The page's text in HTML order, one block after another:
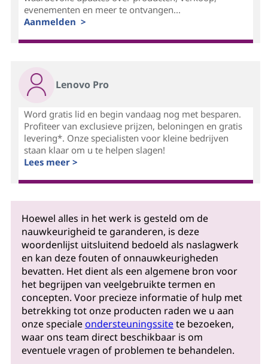
evenementen en meer te ontvangen...
Aanmelden >
Lenovo Pro
Word gratis lid en begin vandaag nog met besparen.
Profiteer van exclusieve prijzen, beloningen en gratis
levering*. Onze specialisten voor kleine bedrijven
staan klaar om u te helpen slagen!
Lees meer >
Hoewel alles in het werk is gesteld om de
nauwkeurigheid te garanderen, is deze
woordenlijst uitsluitend bedoeld als naslagwerk
en kan deze fouten of onnauwkeurigheden
bevatten. Het dient als een algemene bron voor
het begrijpen van veelgebruikte termen en
concepten. Voor precieze informatie of hulp met
betrekking tot onze producten raden we u aan
onze specialeondersteuningssitete bezoeken,
waar ons team direct beschikbaar is om
eventuele vragen of problemen te behandelen.